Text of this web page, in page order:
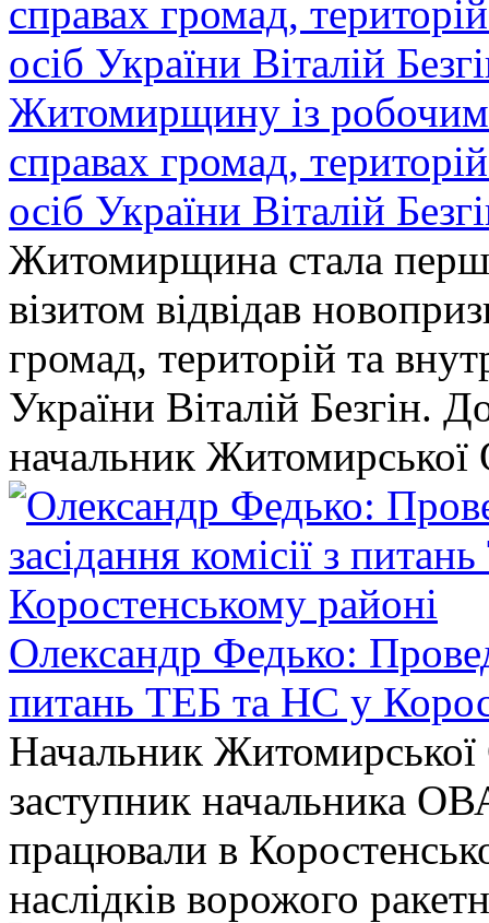
Житомирщину із робочим
справах громад,
осіб України Віталій
Житомирщина стала
візитом відвідав
громад, територій та
України Віталій Безгін.
начальник
Олександр Федько:
питань ТЕБ та НС у
Начальник
заступник начальника
працювали в
наслідків ворожого